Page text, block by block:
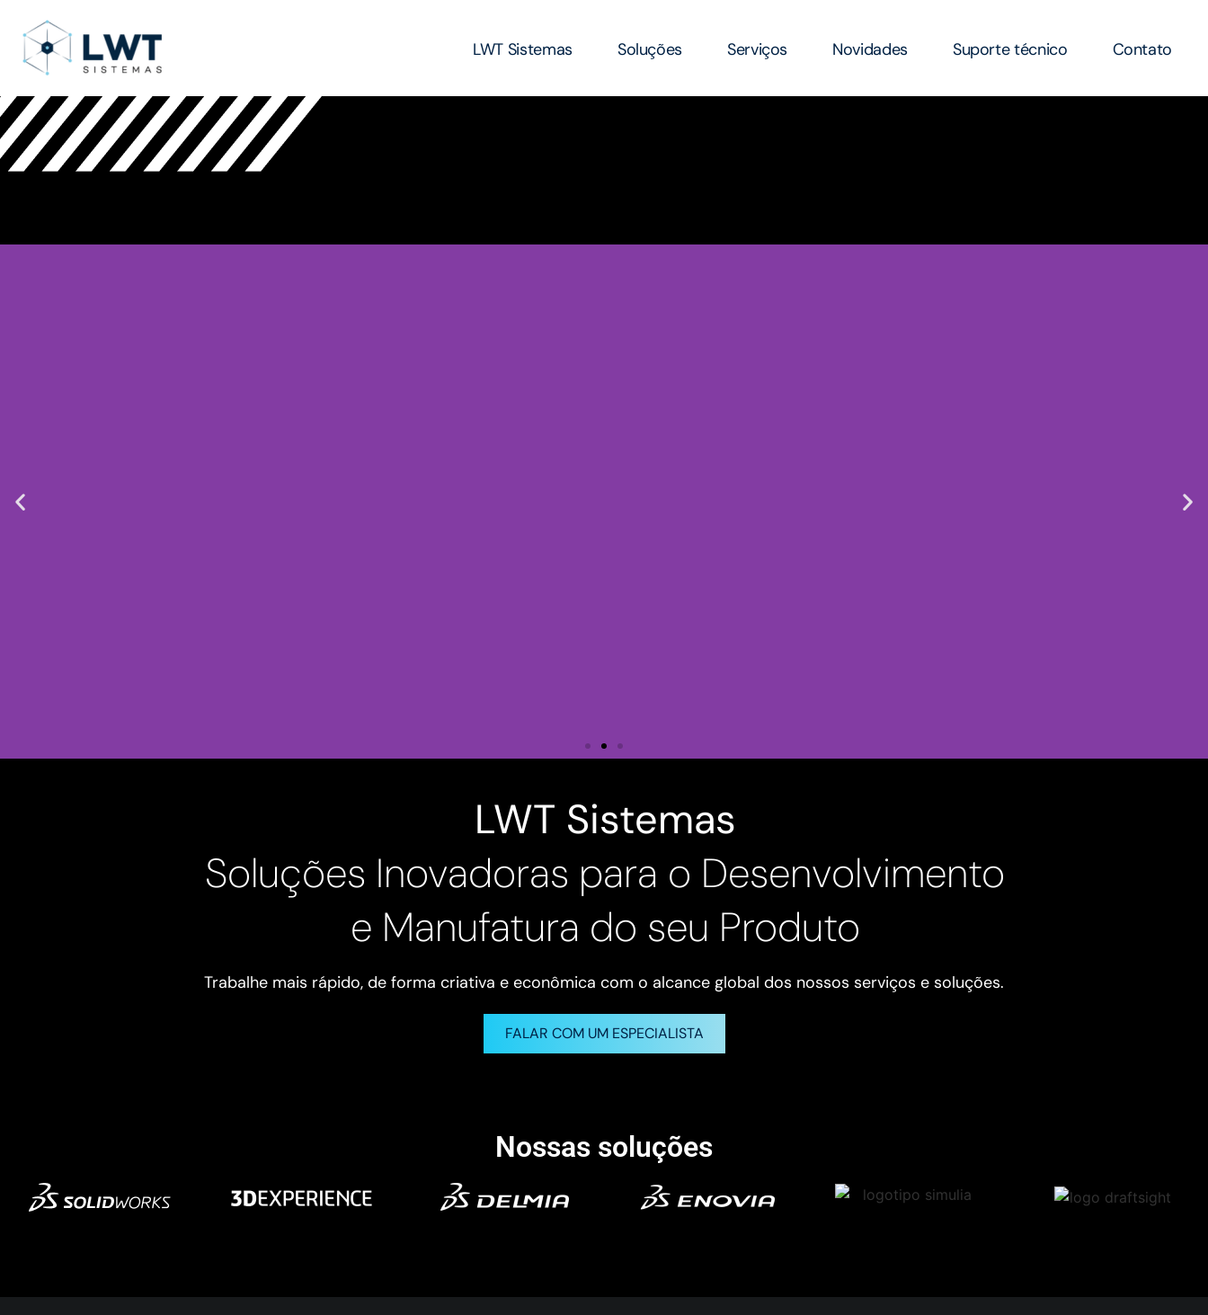
LWT Sistemas Soluções Serviços Novidades Suporte técnico Contato
LWT Sistemas
Soluções Inovadoras para o Desenvolvimento
e Manufatura do seu Produto
Trabalhe mais rápido, de forma criativa e econômica com o alcance global dos nossos serviços e soluções.
FALAR COM UM ESPECIALISTA
Nossas soluções